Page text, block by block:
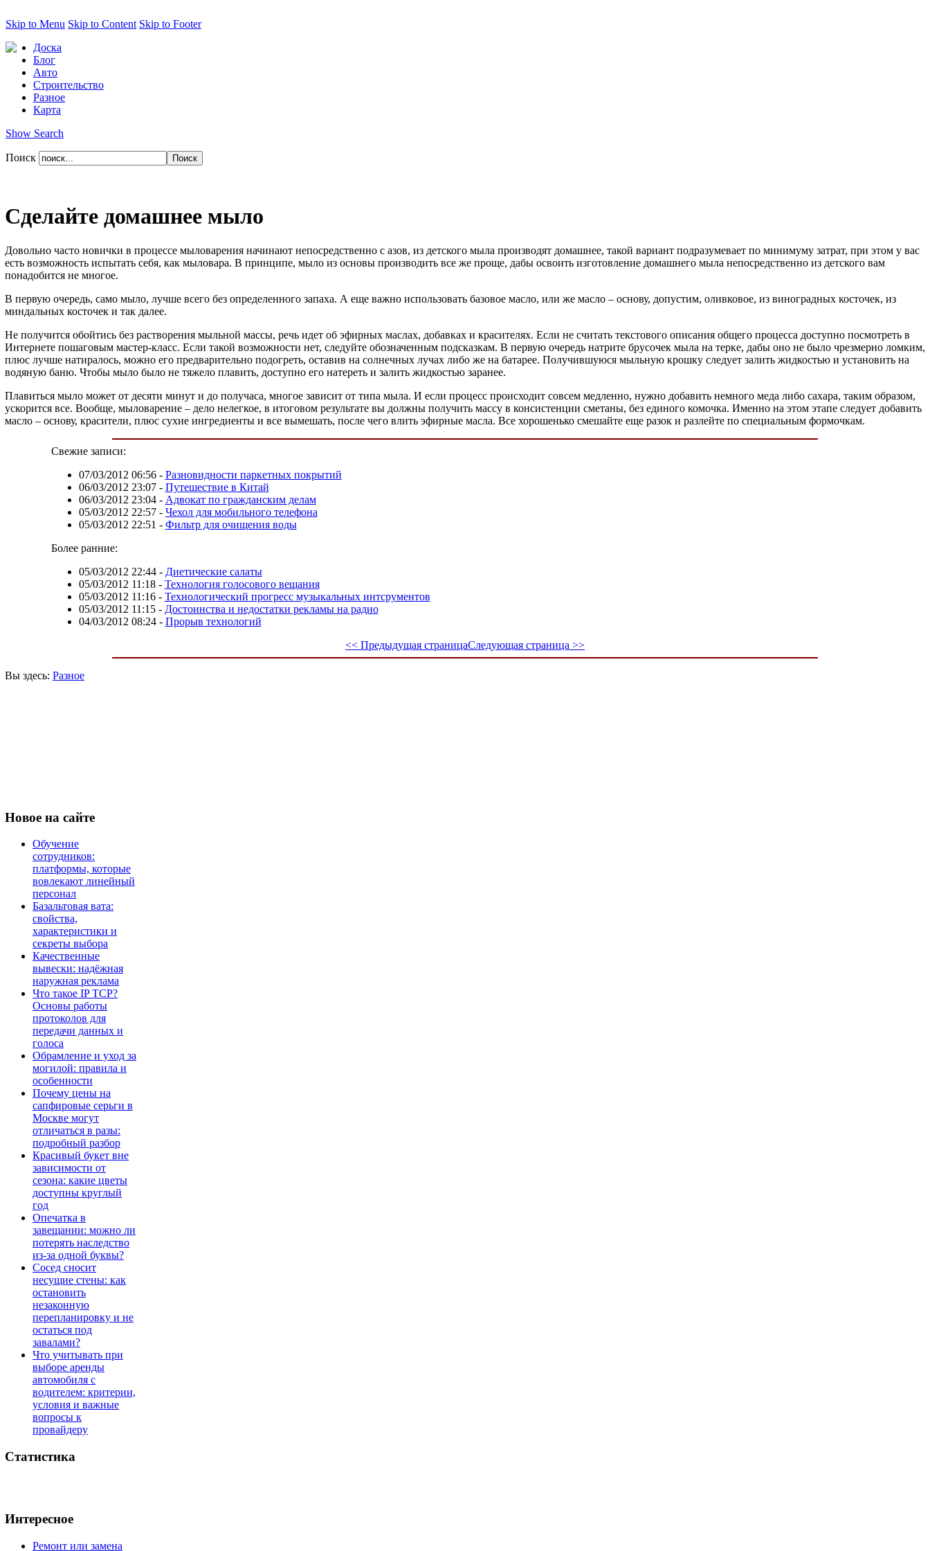
Skip to Menu Skip to Content Skip to Footer
Доска
Блог
Авто
Строительство
Разное
Карта
Show Search
Поиск
Сделайте домашнее мыло
Довольно часто новички в процессе мыловарения начинают непосредственно с азов, из детского мыла производят домашнее, такой вариант подразумевает по минимуму затрат, при этом у вас
есть возможность испытать себя, как мыловара. В принципе, мыло из основы производить все же проще, дабы освоить изготовление домашнего мыла непосредственно из детского вам
понадобится не многое.
В первую очередь, само мыло, лучше всего без определенного запаха. А еще важно использовать базовое масло, или же масло – основу, допустим, оливковое, из виноградных косточек, из
миндальных косточек и так далее.
Не получится обойтись без растворения мыльной массы, речь идет об эфирных маслах, добавках и красителях. Если не считать текстового описания общего процесса доступно посмотреть в
Интернете пошаговым мастер-класс. Если такой возможности нет, следуйте обозначенным подсказкам. В первую очередь натрите брусочек мыла на терке, дабы оно не было чрезмерно ломким,
плюс лучше натиралось, можно его предварительно подогреть, оставив на солнечных лучах либо же на батарее. Получившуюся мыльную крошку следует залить жидкостью и установить на
водяную баню. Чтобы мыло было не тяжело плавить, доступно его натереть и залить жидкостью заранее.
Плавиться мыло может от десяти минут и до получаса, многое зависит от типа мыла. И если процесс происходит совсем медленно, нужно добавить немного меда либо сахара, таким образом,
ускорится все. Вообще, мыловарение – дело нелегкое, в итоговом результате вы должны получить массу в консистенции сметаны, без единого комочка. Именно на этом этапе следует добавить
масло – основу, красители, плюс сухие ингредиенты и все вымешать, после чего влить эфирные масла. Все хорошенько смешайте еще разок и разлейте по специальным формочкам.
Свежие записи:
07/03/2012 06:56- Разновидности паркетных покрытий
06/03/2012 23:07- Путешествие в Китай
06/03/2012 23:04- Адвокат по гражданским делам
05/03/2012 22:57- Чехол для мобильного телефона
05/03/2012 22:51 - Фильтр для очищения воды
Более ранние:
05/03/2012 22:44- Диетические салаты
05/03/2012 11:18- Технология голосового вещания
05/03/2012 11:16- Технологический прогресс музыкальных интсрументов
05/03/2012 11:15- Достоинства и недостатки рекламы на радио
04/03/2012 08:24- Прорыв технологий
<< Предыдущая страницаСледующая страница >>
Вы здесь: Разное
Новое на сайте
Обучение
сотрудников:
платформы, которые
вовлекают линейный
персонал
Базальтовая вата:
свойства,
характеристики и
секреты выбора
Качественные
вывески: надёжная
наружная реклама
Что такое IP TCP?
Основы работы
протоколов для
передачи данных и
голоса
Обрамление и уход за
могилой: правила и
особенности
Почему цены на
сапфировые серьги в
Москве могут
отличаться в разы:
подробный разбор
Красивый букет вне
зависимости от
сезона: какие цветы
доступны круглый
год
Опечатка в
завещании: можно ли
потерять наследство
из-за одной буквы?
Сосед сносит
несущие стены: как
остановить
незаконную
перепланировку и не
остаться под
завалами?
Что учитывать при
выборе аренды
автомобиля с
водителем: критерии,
условия и важные
вопросы к
провайдеру
Статистика
Интересное
Ремонт или замена